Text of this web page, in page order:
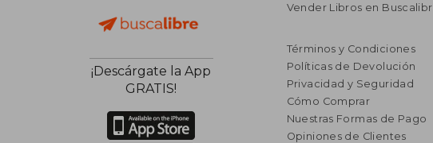
¡Descárgate la App
GRATIS!
Vender Libros en
Términos y Condiciones
Políticas de Devolución
Privacidad y Seguridad
Cómo Comprar
Nuestras Formas de Pago
Opiniones de Clientes